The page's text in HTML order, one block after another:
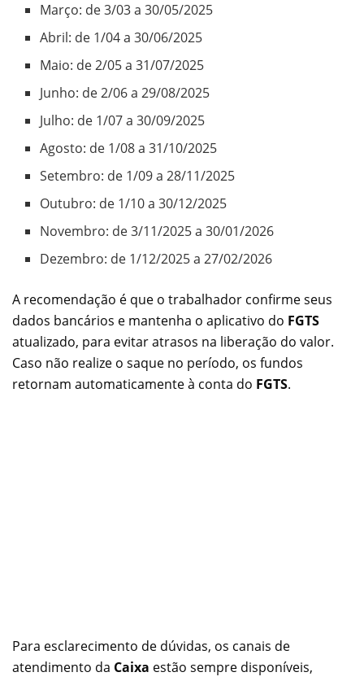
Março: de 3/03 a 30/05/2025
Abril: de 1/04 a 30/06/2025
Maio: de 2/05 a 31/07/2025
Junho: de 2/06 a 29/08/2025
Julho: de 1/07 a 30/09/2025
Agosto: de 1/08 a 31/10/2025
Setembro: de 1/09 a 28/11/2025
Outubro: de 1/10 a 30/12/2025
Novembro: de 3/11/2025 a 30/01/2026
Dezembro: de 1/12/2025 a 27/02/2026
A recomendação é que o trabalhador confirme seus
dados bancários e mantenha o aplicativo do FGTS
atualizado, para evitar atrasos na liberação do valor.
Caso não realize o saque no período, os fundos
retornam automaticamente à conta do FGTS.
Para esclarecimento de dúvidas, os canais de
atendimento da Caixa estão sempre disponíveis,